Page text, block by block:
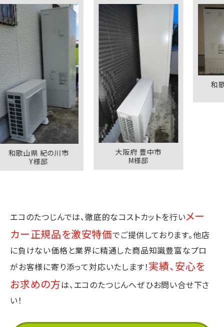
県 紀の川市
大阪府 豊中市
和歌山県
エコのたつじんでは、徹底的なコストカットを行いメー
カー正規品を激安特価でご提供しております。他店
に負けない価格と業界に精通した商品知識豊富なプロ
がお客様に寄り添って対応いたします！実績、安心を
お求めの方は、エコのたつじんへぜひお問い合せ下さ
い！